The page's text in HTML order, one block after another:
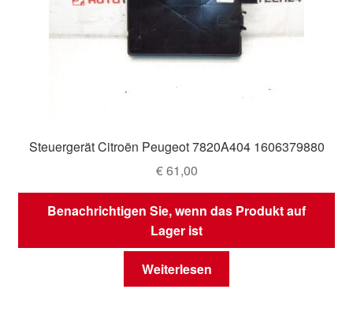
Steuergerät Citroën Peugeot 7820A404 1606379880
€61,00
Benachrichtigen Sie, wenn das Produkt auf
Lager ist
Weiterlesen